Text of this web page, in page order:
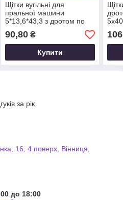
Щітки вугільні для
пральної машини
5*13,6*43,3 з дротом по
центру SKL
90,80₴
Купити
5х40
106
за рік
16, 4 поверх, Вінниця,
до 18:00